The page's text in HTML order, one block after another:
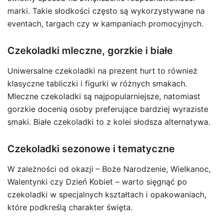
marki. Takie słodkości często są wykorzystywane na
eventach, targach czy w kampaniach promocyjnych.
Czekoladki mleczne, gorzkie i białe
Uniwersalne czekoladki na prezent hurt to również
klasyczne tabliczki i figurki w różnych smakach.
Mleczne czekoladki są najpopularniejsze, natomiast
gorzkie docenią osoby preferujące bardziej wyraziste
smaki. Białe czekoladki to z kolei słodsza alternatywa.
Czekoladki sezonowe i tematyczne
W zależności od okazji – Boże Narodzenie, Wielkanoc,
Walentynki czy Dzień Kobiet – warto sięgnąć po
czekoladki w specjalnych kształtach i opakowaniach,
które podkreślą charakter święta.